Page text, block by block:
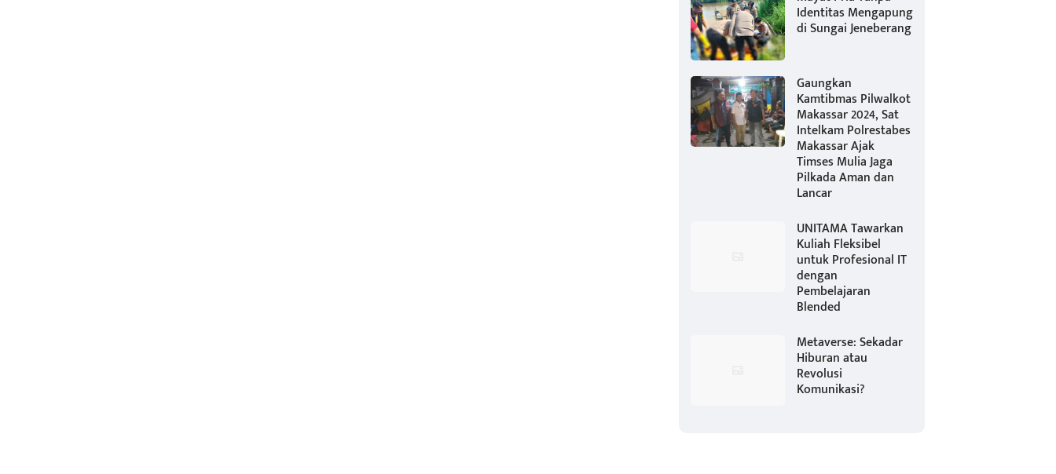
Identitas Mengapung
di Sungai Jeneberang
Gaungkan
Kamtibmas Pilwalkot
Makassar 2024, Sat
Intelkam Polrestabes
Makassar Ajak
Timses Mulia Jaga
Pilkada Aman dan
Lancar
UNITAMA Tawarkan
Kuliah Fleksibel
untuk Profesional IT
dengan
Pembelajaran
Blended
Metaverse: Sekadar
Hiburan atau
Revolusi
Komunikasi?